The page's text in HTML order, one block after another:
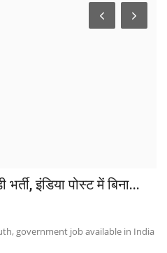
इंडिया पोस्ट में बिना...
government job available in India